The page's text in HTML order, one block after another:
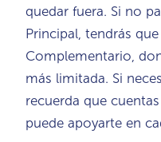
quedar fuera. Si no
Principal, tendrás
Complementario,
más limitada. Si
recuerda que
puede apoyarte en